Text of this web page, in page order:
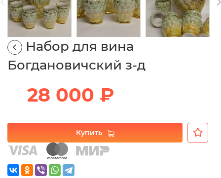
Набор для вина
Богдановичский з-д
28 000 ₽
Купить